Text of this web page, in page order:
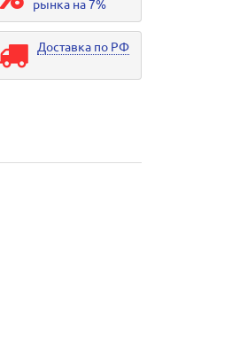
рынка на 7%
Доставка по РФ